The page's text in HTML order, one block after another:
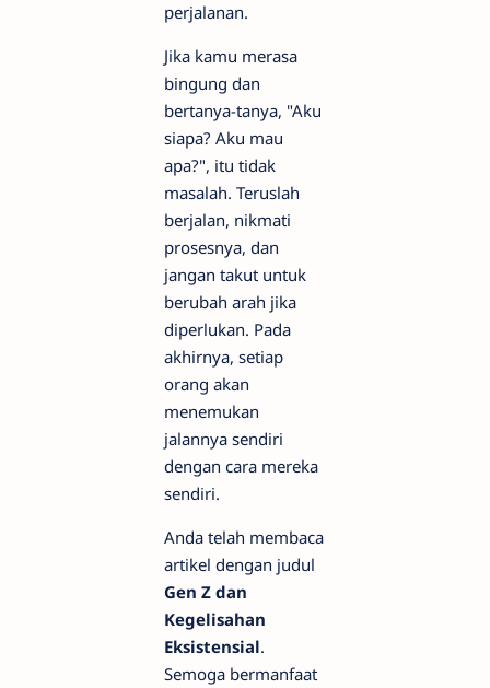
perjalanan.
Jika kamu merasa
bingung dan
bertanya-tanya, "Aku
siapa? Aku mau
apa?", itu tidak
masalah. Teruslah
berjalan, nikmati
prosesnya, dan
jangan takut untuk
berubah arah jika
diperlukan. Pada
akhirnya, setiap
orang akan
menemukan
jalannya sendiri
dengan cara mereka
sendiri.
Anda telah membaca
artikel dengan judul
Gen Z dan
Kegelisahan
Eksistensial.
Semoga bermanfaat